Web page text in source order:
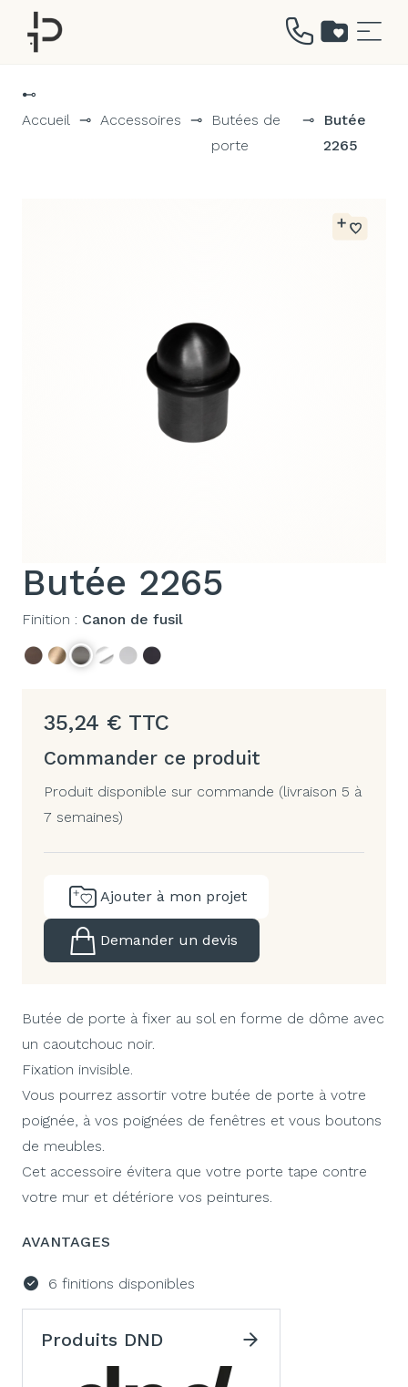
⊷
Accueil ⊸ Accessoires ⊸
Butées de
porte
⊸
Butée
2265
Butée 2265
Finition : Canon de fusil
35,24 € TTC
Commander ce produit
Produit disponible sur commande (livraison 5 à
7 semaines)
Ajouter à mon projet
Demander un devis
Butée de porte à fixer au sol en forme de dôme avec
un caoutchouc noir.
Fixation invisible.
Vous pourrez assortir votre butée de porte à votre
poignée, à vos poignées de fenêtres et vous boutons
de meubles.
Cet accessoire évitera que votre porte tape contre
votre mur et détériore vos peintures.
AVANTAGES
6 finitions disponibles
Produits DND